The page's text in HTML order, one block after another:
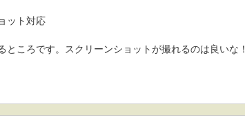
ット対応
ところです。スクリーンショットが撮れるのは良いな！